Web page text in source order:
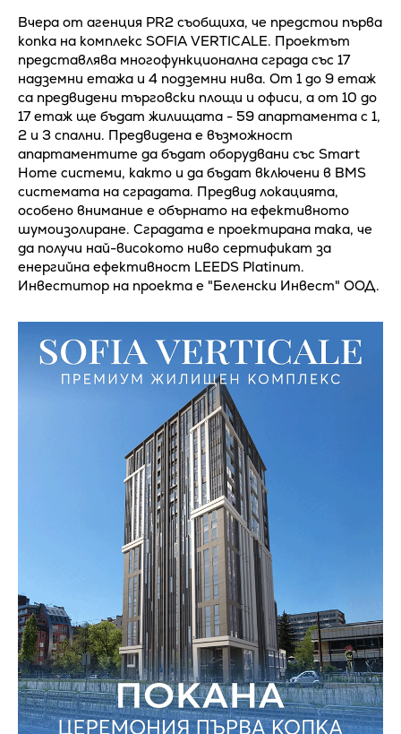
Вчера от агенция PR2 съобщиха, че предстои първа
копка на комплекс SOFIA VERTICALE. Проектът
представлява многофункционална сграда със 17
надземни етажа и 4 подземни нива. От 1 до 9 етаж
са предвидени търговски площи и офиси, а от 10 до
17 етаж ще бъдат жилищата - 59 апартамента с 1,
2 и 3 спални. Предвидена е възможност
апартаментите да бъдат оборудвани със Smart
Home системи, както и да бъдат включени в BMS
системата на сградата. Предвид локацията,
особено внимание е обърнато на ефективното
шумоизолиране. Сградата e проектирана така, че
да получи най-високото ниво сертификат за
енергийна ефективност LEEDS Platinum.
Инвеститор на проекта е "Беленски Инвест" ООД.